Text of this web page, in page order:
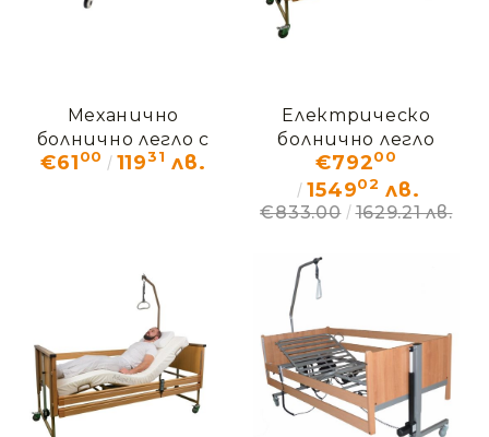
Механично
болнично легло с
четири секции
€6100 11931 лв.
Електрическо
болнично легло
ХИПНОС
€79200
154902 лв.
€833.00 1629.21 лв.